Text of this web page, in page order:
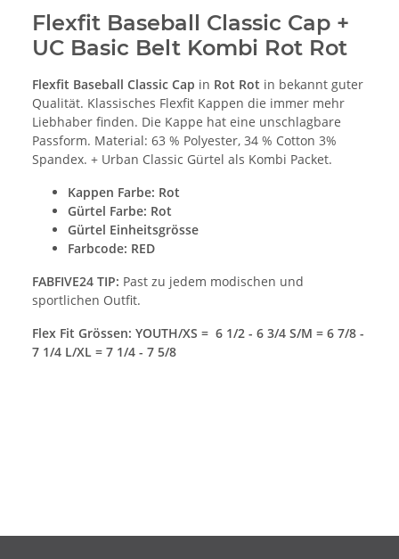
Flexfit Baseball Classic Cap +
UC Basic Belt Kombi Rot Rot
Flexfit Baseball Classic Cap in Rot Rot in bekannt guter
Qualität. Klassisches Flexfit Kappen die immer mehr
Liebhaber finden. Die Kappe hat eine unschlagbare
Passform. Material: 63 % Polyester, 34 % Cotton 3%
Spandex. + Urban Classic Gürtel als Kombi Packet.
Kappen Farbe: Rot
Gürtel Farbe: Rot
Gürtel Einheitsgrösse
Farbcode: RED
FABFIVE24 TIP: Past zu jedem modischen und
sportlichen Outfit.
Flex Fit Grössen: YOUTH/XS = 6 1/2 - 6 3/4 S/M = 6 7/8 -
7 1/4 L/XL = 7 1/4 - 7 5/8